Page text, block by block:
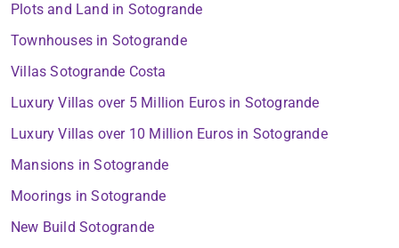
Plots and Land in Sotogrande
Townhouses in Sotogrande
Villas Sotogrande Costa
Luxury Villas over 5 Million Euros in Sotogrande
Luxury Villas over 10 Million Euros in Sotogrande
Mansions in Sotogrande
Moorings in Sotogrande
New Build Sotogrande